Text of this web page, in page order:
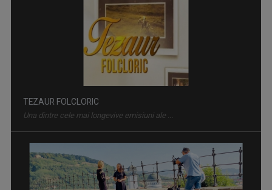
CONVIEŢUIRI
În fiecare miercuri, de la ora 15:00, aveţi ...